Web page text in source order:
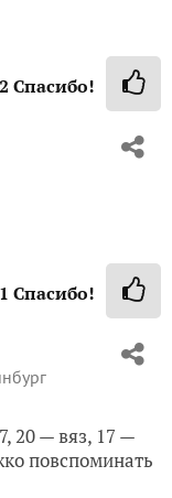
2 Спасибо!
1 Спасибо!
20 — вяз, 17 —
повспоминать